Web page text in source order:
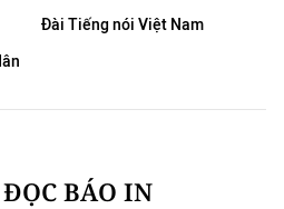
Đài Tiếng nói Việt Nam
ĐỌC BÁO IN